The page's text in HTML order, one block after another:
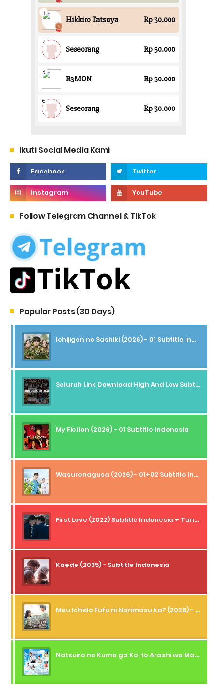
Ikuti Social Media Kami
Follow Telegram Channel & TikTok
Popular Posts (30 Days)
Ichijigen no Sashiki (2026) - 01 Subtitle Indonesia
Seluruh Link Download High And Low Subtitle Indonesia
My Fiction (2026) - 01 Subtitle Indonesia
Wasurenagusa (2026) - 01+02 Subtitle Indonesia
First Love (2022) Subtitle Indonesia + Tanpa Iklan + Streaming + 1080p
Kaede (2025) - Subtitle Indonesia
Mou Ichido Fufu ni Narimasu ka? (2026) - 01 Subtitle Indonesia
Natsuiro no Kumo ga Koi to Arashi wo Makiokosu (2026) - 01 Subtitle Indonesia